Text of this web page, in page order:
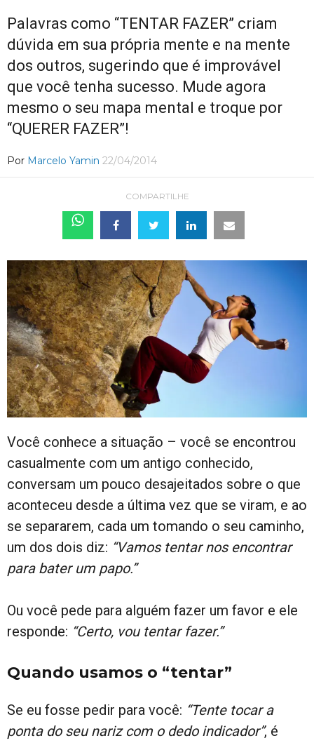
Palavras como “TENTAR FAZER” criam
dúvida em sua própria mente e na mente
dos outros, sugerindo que é improvável
que você tenha sucesso. Mude agora
mesmo o seu mapa mental e troque por
“QUERER FAZER”!
Por Marcelo Yamin 22/04/2014
COMPARTILHE
Você conhece a situação – você se encontrou
casualmente com um antigo conhecido,
conversam um pouco desajeitados sobre o que
aconteceu desde a última vez que se viram, e ao
se separarem, cada um tomando o seu caminho,
um dos dois diz: “Vamos tentar nos encontrar
para bater um papo.”
Ou você pede para alguém fazer um favor e ele
responde: “Certo, vou tentar fazer.”
Quando usamos o “tentar”
Se eu fosse pedir para você: “Tente tocar a
ponta do seu nariz com o dedo indicador”, é